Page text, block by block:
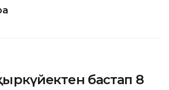
бастап 8